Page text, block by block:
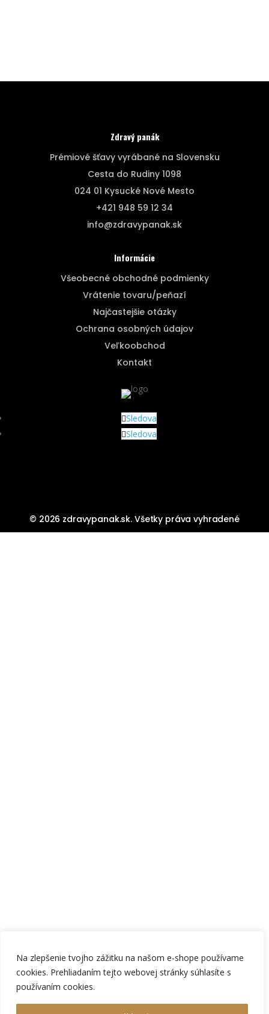
Na zlepšenie tvojho zážitku na našom e-shope používame
cookies. Prehliadaním tejto webovej stránky súhlasíte s
používaním cookies.
Zdravý panák
Prémiové šťavy vyrábané na Slovensku
Cesta do Rudiny 1098
024 01 Kysucké Nové Mesto
+421 948 59 12 34
info@zdravypanak.sk
Informácie
Všeobecné obchodné podmienky
Vrátenie tovaru/peňazí
Najčastejšie otázky
Ochrana osobných údajov
Veľkoobchod
Kontakt
Sledova
Sledova
© 2026 zdravypanak.sk. Všetky práva vyhradené
Shopping cart
Žiadne produkty v košíku!